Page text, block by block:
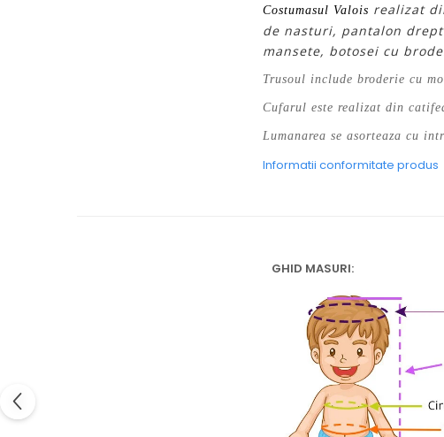
Costumasul Valois realizat
de nasturi, pantalon
mansete, botosei cu
Trusoul include broderie cu
Cufarul este realizat din
Lumanarea se asorteaza cu
Informatii conformitate produs
GHID MASURI: